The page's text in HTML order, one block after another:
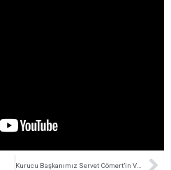
Kurucu Başkanımız Servet Cömert’in Vefatının 7.Yılı